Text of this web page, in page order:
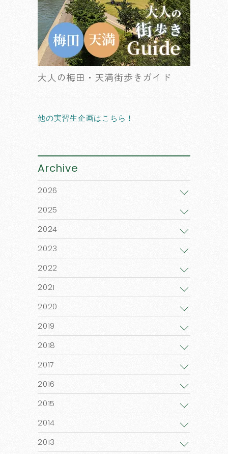
大人の梅田・天満街歩きガイド
他の実習生企画はこちら！
Archive
2026
2025
2024
2023
2022
2021
2020
2019
2018
2017
2016
2015
2014
2013